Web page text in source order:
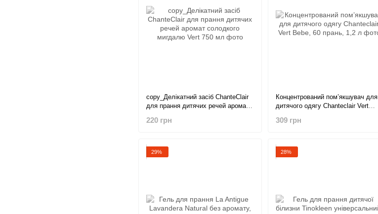
copy_Делікатний засіб ChanteClair
для прання дитячих речей аромат
220 грн
Концентрований пом’якшувач для
дитячого одягу Chanteclair Vert
309 грн
29% 28%